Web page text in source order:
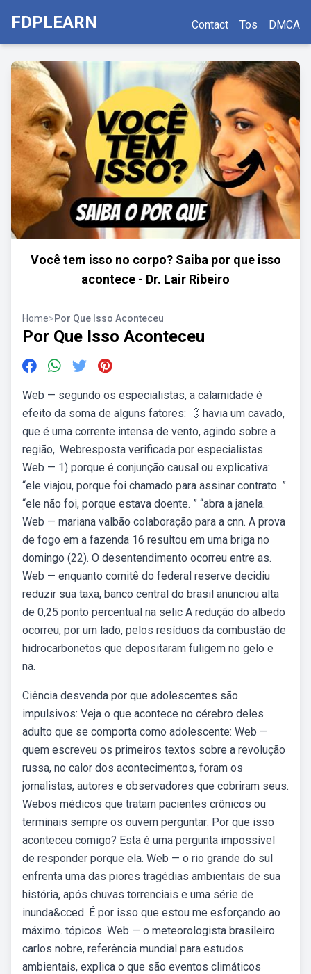
FDPLEARN Contact Tos DMCA
Você tem isso no corpo? Saiba por que isso
acontece - Dr. Lair Ribeiro
Home>Por Que Isso Aconteceu
Por Que Isso Aconteceu
Web — segundo os especialistas, a calamidade é
efeito da soma de alguns fatores: 💨 havia um cavado,
que é uma corrente intensa de vento, agindo sobre a
região,. Webresposta verificada por especialistas.
Web — 1) porque é conjunção causal ou explicativa:
“ele viajou, porque foi chamado para assinar contrato. ”
“ele não foi, porque estava doente. ” “abra a janela.
Web — mariana valbão colaboração para a cnn. A prova
de fogo em a fazenda 16 resultou em uma briga no
domingo (22). O desentendimento ocorreu entre as.
Web — enquanto comitê do federal reserve decidiu
reduzir sua taxa, banco central do brasil anunciou alta
de 0,25 ponto percentual na selic A redução do albedo
ocorreu, por um lado, pelos resíduos da combustão de
hidrocarbonetos que depositaram fuligem no gelo e
na.
Ciência desvenda por que adolescentes são
impulsivos: Veja o que acontece no cérebro deles
adulto que se comporta como adolescente: Web —
quem escreveu os primeiros textos sobre a revolução
russa, no calor dos acontecimentos, foram os
jornalistas, autores e observadores que cobriram seus.
Webos médicos que tratam pacientes crônicos ou
terminais sempre os ouvem perguntar: Por que isso
aconteceu comigo? Esta é uma pergunta impossível
de responder porque ela. Web — o rio grande do sul
enfrenta uma das piores tragédias ambientais de sua
história, após chuvas torrenciais e uma série de
inunda&cced. É por isso que estou me esforçando ao
máximo. tópicos. Web — o meteorologista brasileiro
carlos nobre, referência mundial para estudos
ambientais, explica o que são eventos climáticos